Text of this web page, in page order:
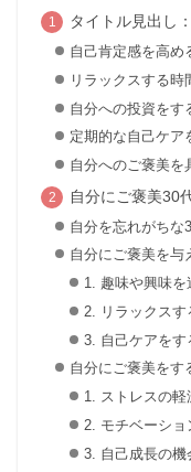
タイトル見出し
自己肯定感を高め
リラックスする時
自分への投資をす
定期的な自己ケア
自分へのご褒美を
自分にご褒美30
自分を忘れがちな
自分にご褒美を与
1. 趣味や興味を
2. リラックスす
3. 自己ケアをす
自分にご褒美をす
1. ストレスの軽
2. モチベーショ
3. 自己成長の機